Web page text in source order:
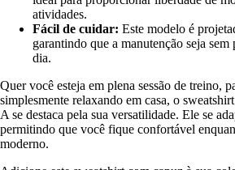
atividades.
Fácil de cuidar: Este modelo é
garantindo que a manutenção seja sem
dia.
Quer você esteja em plena sessão de treino,
simplesmente relaxando em casa, o
A se destaca pela sua versatilidade. Ele se
permitindo que você fique confortável
moderno.